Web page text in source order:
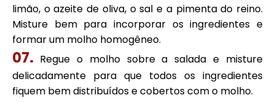
limão, o azeite de oliva, o sal e a pimenta do reino.
Misture bem para incorporar os ingredientes e
formar um molho homogêneo.
Regue o molho sobre a salada e misture
delicadamente para que todos os ingredientes
fiquem bem distribuídos e cobertos com o molho.